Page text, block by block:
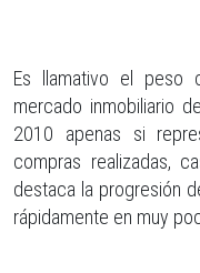
Es llamativo el peso
mercado inmobiliario
2010 apenas si
compras realizadas,
destaca la progresión
rápidamente en muy